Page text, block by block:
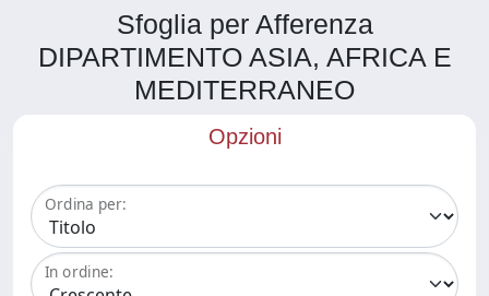
Sfoglia per Afferenza
DIPARTIMENTO ASIA, AFRICA E
MEDITERRANEO
Opzioni
Ordina per:
In ordine: